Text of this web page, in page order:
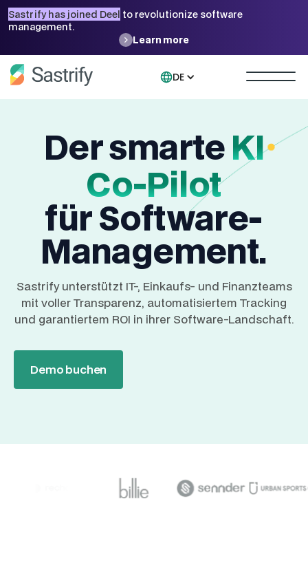
Sastrify has joined Deel to revolutionize software
management.
Learn more
DE
Der smarteKI
Co-Pilot
für Software-
Management.
Sastrify unterstützt IT-, Einkaufs- und Finanzteams
mit voller Transparenz, automatisiertem Tracking
und garantiertem ROI in ihrer Software-Landschaft.
Demo buchen